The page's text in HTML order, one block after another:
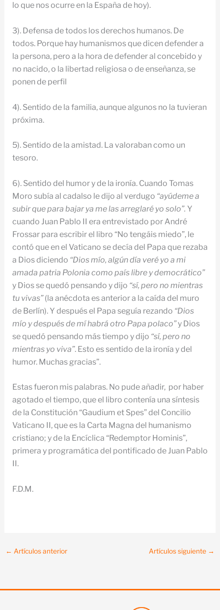
lo que nos ocurre en la España de hoy).
3). Defensa de todos los derechos humanos. De
todos. Porque hay humanismos que dicen defender a
la persona, pero a la hora de defender al concebido y
no nacido, o la libertad religiosa o de enseñanza, se
ponen de perfil
4). Sentido de la familia, aunque algunos no la tuvieran
próxima.
5). Sentido de la amistad. La valoraban como un
tesoro.
6). Sentido del humor y de la ironía. Cuando Tomas
Moro subía al cadalso le dijo al verdugo “ayúdeme a
subir que para bajar ya me las arreglaré yo solo”. Y
cuando Juan Pablo II era entrevistado por André
Frossar para escribir el libro “No tengáis miedo”, le
contó que en el Vaticano se decía del Papa que rezaba
a Dios diciendo “Dios mío, algún día veré yo a mi
amada patria Polonia como país libre y democrático”
y Dios se quedó pensando y dijo “sí, pero no mientras
tu vivas”(la anécdota es anterior a la caída del muro
de Berlín). Y después el Papa seguía rezando “Dios
mío y después de mí habrá otro Papa polaco”y Dios
se quedó pensando más tiempo y dijo “sí, pero no
mientras yo viva”. Esto es sentido de la ironía y del
humor. Muchas gracias”.
Estas fueron mis palabras. No pude añadir, por haber
agotado el tiempo, que el libro contenía una síntesis
de la Constitución “Gaudium et Spes” del Concilio
Vaticano II, que es la Carta Magna del humanismo
cristiano; y de la Encíclica “Redemptor Hominis”,
primera y programática del pontificado de Juan Pablo
II.
F.D.M.
← Artículos anterior Artículos siguiente →